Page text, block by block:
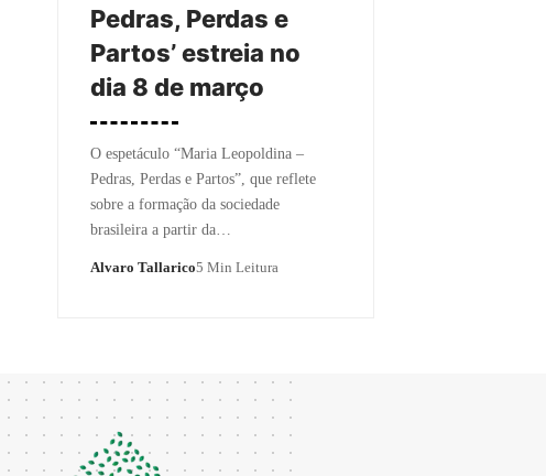
Pedras, Perdas e
Partos’ estreia no
dia 8 de março
O espetáculo “Maria Leopoldina –
Pedras, Perdas e Partos”, que reflete
sobre a formação da sociedade
brasileira a partir da…
Alvaro Tallarico5 Min Leitura